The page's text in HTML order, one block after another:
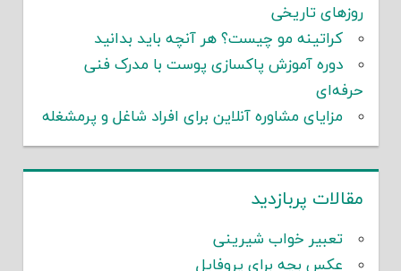
روزهای تاریخی
کراتینه مو چیست؟ هر آنچه باید بدانید
دوره آموزش پاکسازی پوست با مدرک فنی
حرفه‌ای
مزایای مشاوره آنلاین برای افراد شاغل و پرمشغله
مقالات پربازدید
تعبیر خواب شیرینی
عکس بچه برای پروفایل